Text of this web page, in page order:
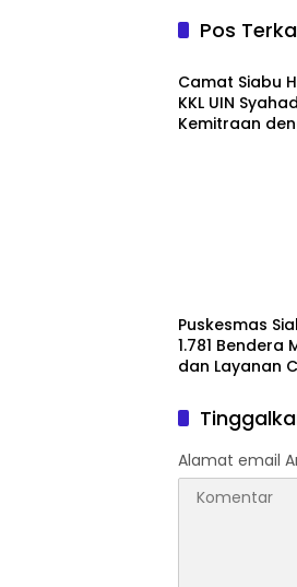
Pos
HOME
Camat Siabu
KKL UIN
Kemitraan
Puskesmas
1.781 Bendera
dan Layanan
Alamat email